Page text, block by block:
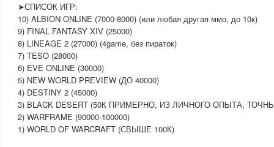
➤СПИСОК ИГР:
10) ALBION ONLINE (7000-8000) (или любая другая ммо, до 10к)
9) FINAL FANTASY XIV (25000)
8) LINEAGE 2 (27000) (4game, без пираток)
7) TESO (28000)
6) EVE ONLINE (30000)
5) NEW WORLD PREVIEW (ДО 40000)
4) DESTINY 2 (45000)
3) BLACK DESERT (50К ПРИМЕРНО, ИЗ ЛИЧНОГО ОПЫТА,
2) WARFRAME (90000-100000)
1) WORLD OF WARCRAFT (СВЫШЕ 100К)